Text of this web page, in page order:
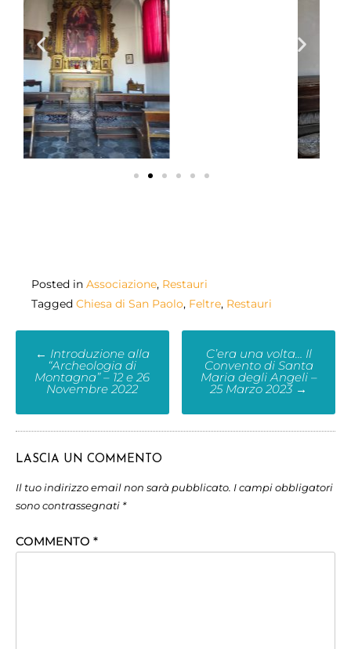
Posted in Associazione, Restauri
Tagged Chiesa di San Paolo, Feltre, Restauri
← Introduzione alla
“Archeologia di
Montagna” – 12 e 26
Novembre 2022
C’era una volta… Il
Convento di Santa
Maria degli Angeli –
25 Marzo 2023 →
LASCIA UN COMMENTO
Il tuo indirizzo email non sarà pubblicato. I campi obbligatori
sono contrassegnati *
COMMENTO *